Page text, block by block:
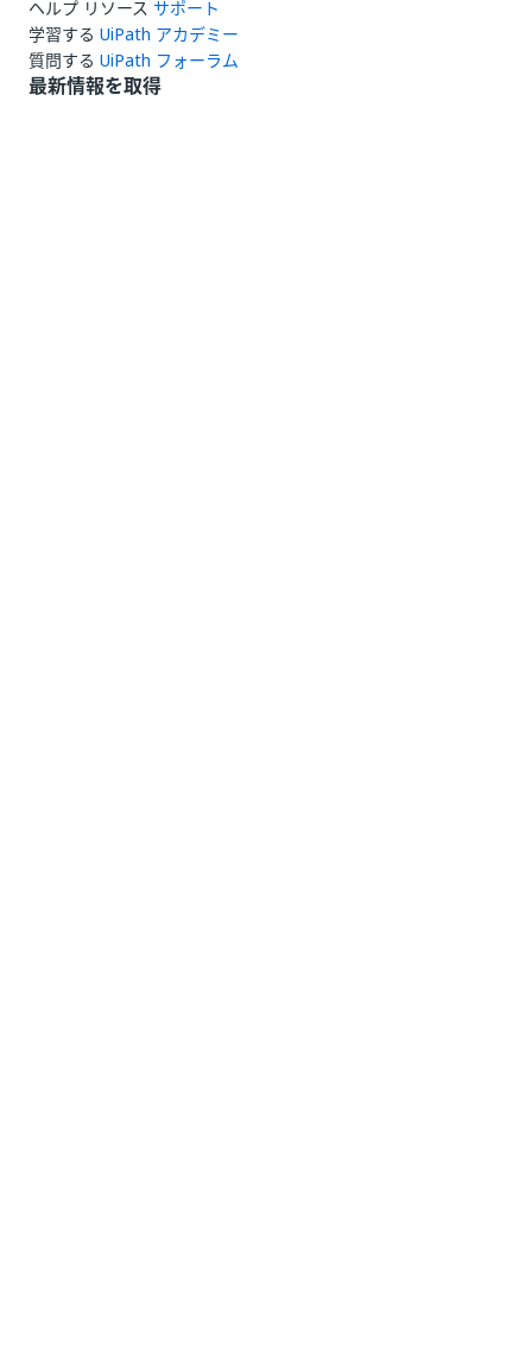
ヘルプ リソース サポート
学習する UiPath アカデミー
質問する UiPath フォーラム
最新情報を取得